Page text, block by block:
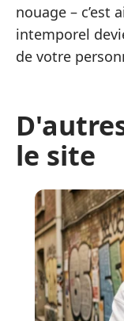
nouage – c’est
intemporel
de votre
le site